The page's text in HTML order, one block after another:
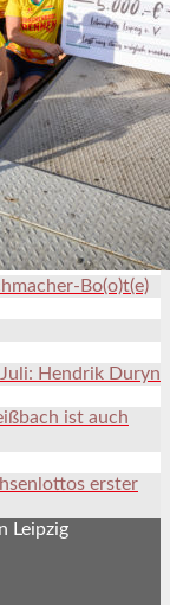
Bo(o)t(e)
Hendrik Duryn
ist auch
erster
Leipzig